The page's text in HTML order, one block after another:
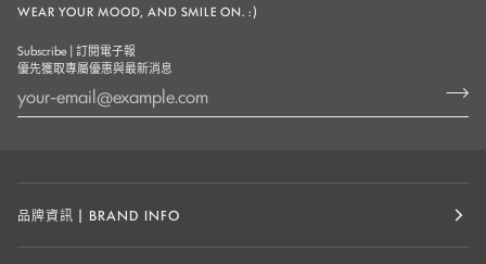
WEAR YOUR MOOD, AND SMILE ON. :)
Subscribe | 訂閱電子報
優先獲取專屬優惠與最新消息
品牌資訊 | BRAND INFO